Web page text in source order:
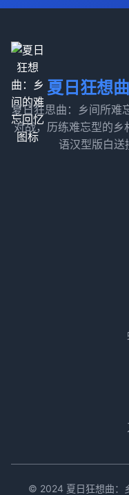
夏日狂想
夏日狂思曲：乡间所难
对战，历练难忘型的乡
语汉型版白送
© 2024 夏日狂想曲：